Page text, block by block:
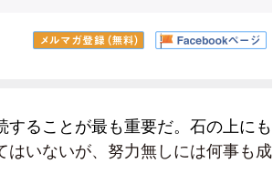
ることが最も重要だ。 石の上にも
いないが、努力無しには何事も成